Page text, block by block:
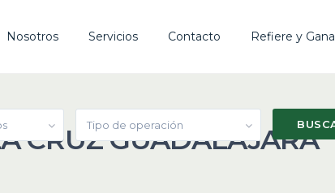
Nosotros Servicios Contacto Refiere y Gana
Tipo de operación
CRUZ GUADALAJARA